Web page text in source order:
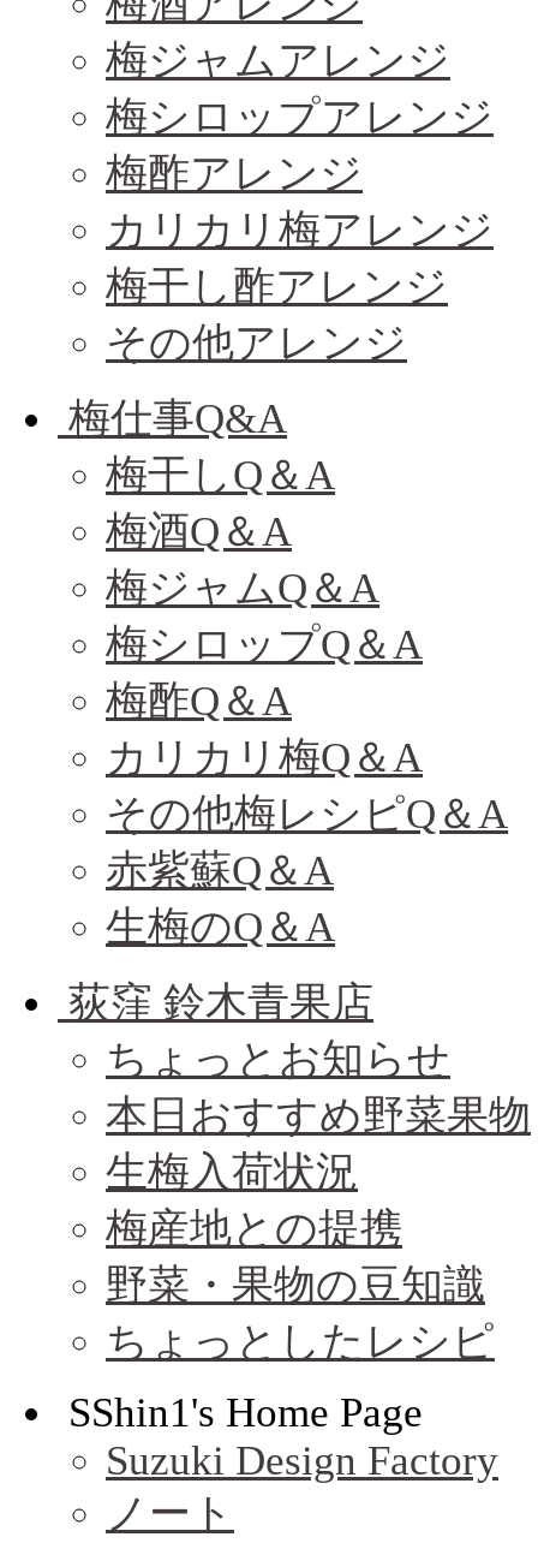
梅ジャムアレンジ
梅シロップアレンジ
梅酢アレンジ
カリカリ梅アレンジ
梅干し酢アレンジ
その他アレンジ
梅仕事Q&A
梅干しQ＆A
梅酒Q＆A
梅ジャムQ＆A
梅シロップQ＆A
梅酢Q＆A
カリカリ梅Q＆A
その他梅レシピQ＆A
赤紫蘇Q＆A
生梅のQ＆A
荻窪 鈴木青果店
ちょっとお知らせ
本日おすすめ野菜果物
生梅入荷状況
梅産地との提携
野菜・果物の豆知識
ちょっとしたレシピ
SShin1's Home Page
Suzuki Design Factory
ノート